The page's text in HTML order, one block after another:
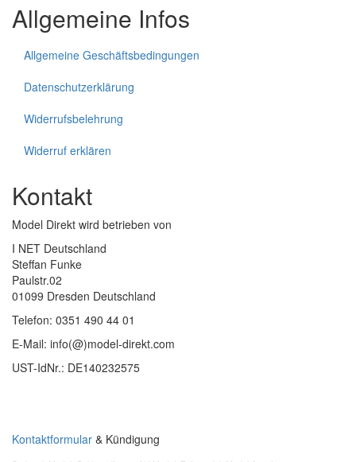
Allgemeine Infos
Allgemeine Geschäftsbedingungen
Datenschutzerklärung
Widerrufsbelehrung
Widerruf erklären
Kontakt
Model Direkt wird betrieben von
I NET Deutschland
Steffan Funke
Paulstr.02
01099 Dresden Deutschland
Telefon: 0351 490 44 01
E-Mail: info(@)model-direkt.com
UST-IdNr.: DE140232575
Kontaktformular & Kündigung